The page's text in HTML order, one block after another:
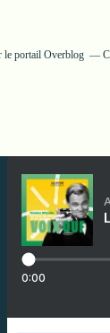
le portail Overblog
0:00